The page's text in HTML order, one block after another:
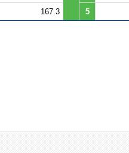
167.3 5